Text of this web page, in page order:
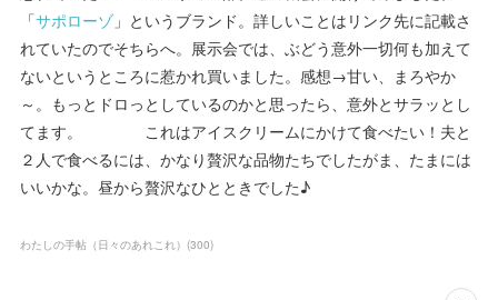
「サポローゾ」というブランド。詳しいことはリンク先に記載さ
れていたのでそちらへ。展示会では、ぶどう意外一切何も加えて
ないというところに惹かれ買いました。感想→甘い、まろやか
～。もっとドロっとしているのかと思ったら、意外とサラッとし
てます。 これはアイスクリームにかけて食べたい！夫と
２人で食べるには、かなり贅沢な品物たちでしたがま、たまには
いいかな。昼から贅沢なひとときでした♪
わたしの手帖（日々のあれこれ） (300)